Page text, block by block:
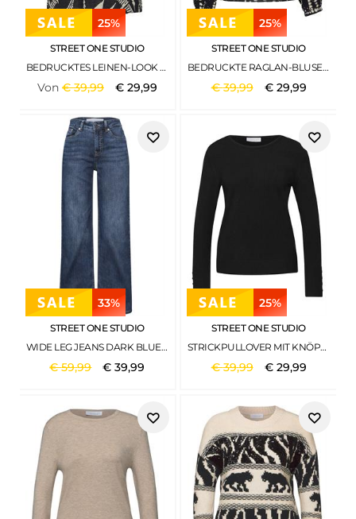
25%
STREET ONE STUDIO
BEDRUCKTES LEINEN-LOOK SHIRT BLACK
Von €39,99 € 29,99
25%
STREET ONE STUDIO
BEDRUCKTE RAGLAN-BLUSE BLACK
€39,99 € 29,99
33%
STREET ONE STUDIO
WIDE LEG JEANS DARK BLUE CLEAN WASH
€59,99 €39,99
25%
STREET ONE STUDIO
STRICKPULLOVER MIT KNÖPFEN BLACK
€39,99 € 29,99